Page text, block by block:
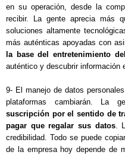
en su operación, desde la
recibir. La gente aprecia más
soluciones altamente
más auténticas apoyadas con
la base del entretenimiento
auténtico y descubrir información
9- El manejo de datos
plataformas cambiarán. La
suscripción por el sentido de
pagar que regalar sus datos.
credibilidad. Todo se puede
de la empresa hoy depende de